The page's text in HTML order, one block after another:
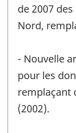
de 2007
Nord,
- Nouvelle
pour les
remplaçant
(2002).